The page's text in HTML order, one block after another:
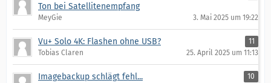
Ton bei Satellitenempfang
MeyGie 3. Mai 2025 um 19:22
Vu+ Solo 4K: Flashen ohne USB?
11
Tobias Claren
25. April 2025 um 11:13
Imagebackup schlägt fehl...
10